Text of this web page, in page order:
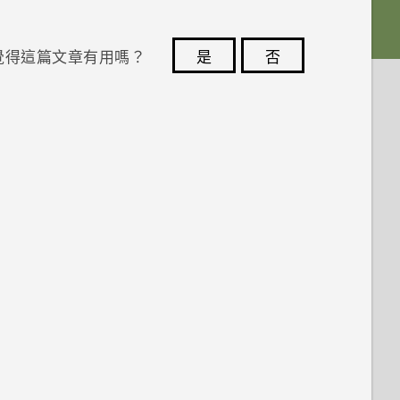
得這篇文章有用嗎？ 是
否